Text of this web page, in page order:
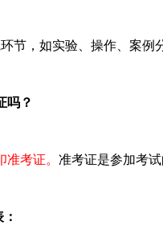
，如实验、操作、案例
吗？
考证。 准考证是参加考